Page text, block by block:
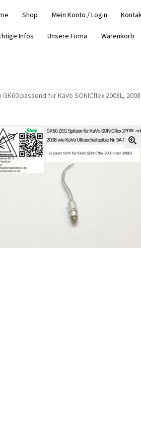
Shop Mein Konto / Login
Infos Unsere Firma Warenkorb
passend für KaVo SONICflex 2008L, 2008